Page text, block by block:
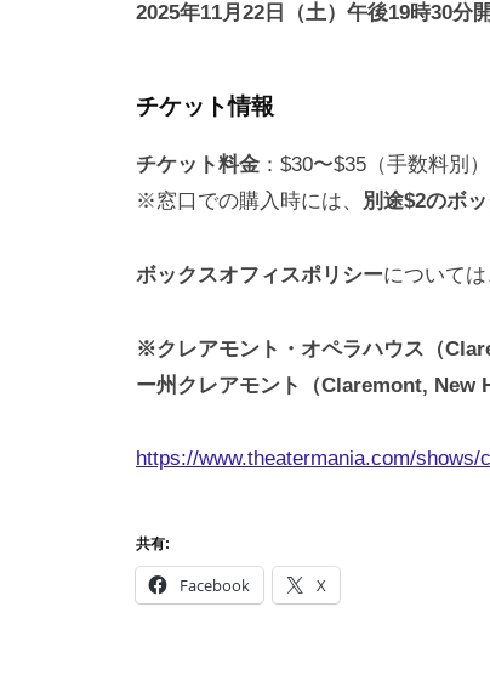
2025年11月22日（土）午後19時30分
チケット情報
チケット料金 ：$30〜$35（手数料別）
※窓口での購入時には、
別途$2のボ
ボックスオフィスポリシーについて
※クレアモント・オペラハウス（
ー州クレアモント（Claremont, New
https://www.theatermania.com/shows/
共有:
Facebook X